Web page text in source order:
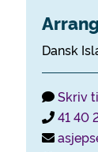
Dansk
Skriv
41 40